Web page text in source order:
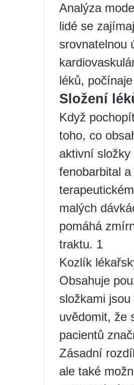
Analýza
lidé se
srovnatelnou
léků,
Složení
Když
toho, co
aktivní
fenobarbital
malých
pomáhá
traktu. 1
Kozlík
Obsahuje
složkami
uvědomit, že
pacientů
Zásadní
ale také